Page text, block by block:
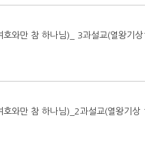
호와만 참 하나님)_ 3과설교(열왕기
호와만 참 하나님)_2과설교(열왕기